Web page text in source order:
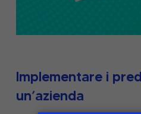
Implementare i
un’azienda